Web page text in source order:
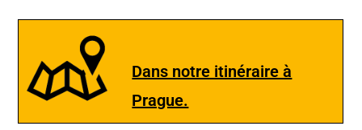
Dans notre itinéraire à
Prague.